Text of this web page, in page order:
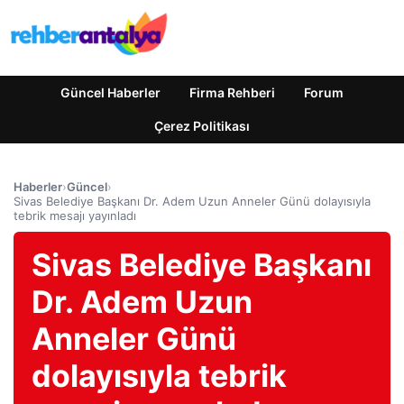
Güncel Haberler Firma Rehberi Forum
Çerez Politikası
Haberler›Güncel›
Sivas Belediye Başkanı Dr. Adem Uzun Anneler Günü dolayısıyla
tebrik mesajı yayınladı
Sivas Belediye Başkanı
Dr. Adem Uzun
Anneler Günü
dolayısıyla tebrik